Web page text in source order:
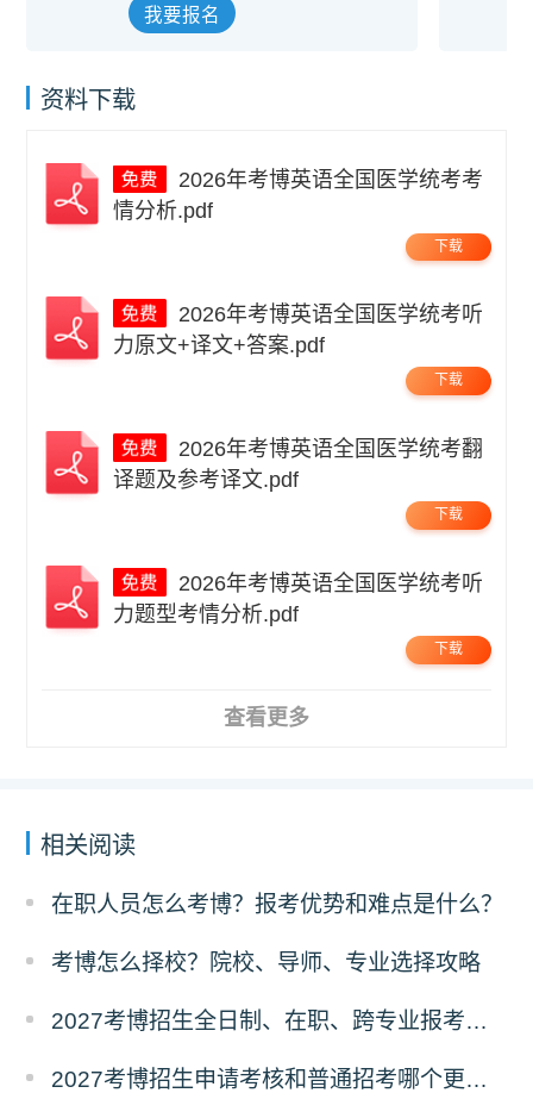
我要报名
资料下载
情分析.pdf
下载
力原文+译文+答案.pdf
下载
译题及参考译文.pdf
下载
力题型考情分析.pdf
下载
查看更多
相关阅读
在职人员怎么考博？报考优势和难点是什么？
考博怎么择校？院校、导师、专业选择攻略
2027考博招生全日制、在职、跨专业报考要求
2027考博招生申请考核和普通招考哪个更好考？